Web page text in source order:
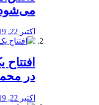
اکتبر 22, 2019
در
اکتبر 22, 2019